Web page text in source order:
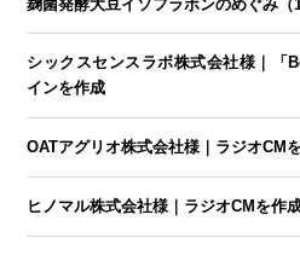
麹菌発酵大豆イソフラボンのめぐみ
シックスセンスラボ株式会社様｜「
インを作成
OATアグリオ株式会社様｜ラジオCM
ヒノマル株式会社様｜ラジオCMを作